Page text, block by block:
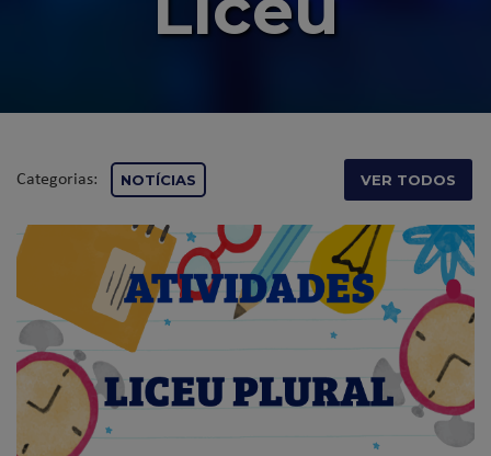
Categorias: NOTÍCIAS VER TODOS